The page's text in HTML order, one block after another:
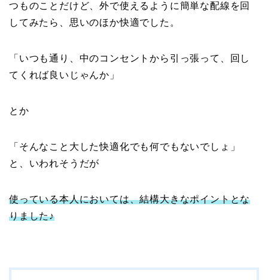
つものことだけど、外で使えるように簡単な配線を回
してみたら、思いのほか快適でした。
「いつも通り、中のコンセントから引っ張って、回し
てくれば良いじゃんか」
とか
「そんなこと大した快適化でも何でもないでしょ」
と、いわれそうだが
使っている本人においては、結構大きなポイントとな
りました♪